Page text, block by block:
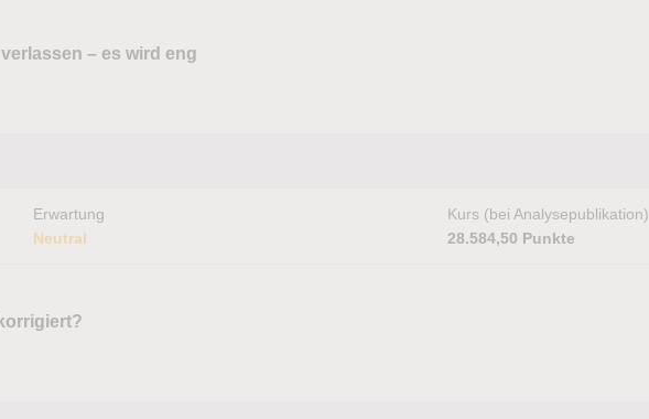
– es wird eng
Erwartung
Neutral
Kurs (bei Analysepublikation)
28.584,50 Punkte